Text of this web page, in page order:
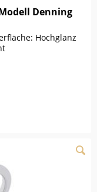
Denning
Hochglanz